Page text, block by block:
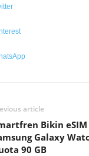
article
Bikin
Galaxy
90 GB